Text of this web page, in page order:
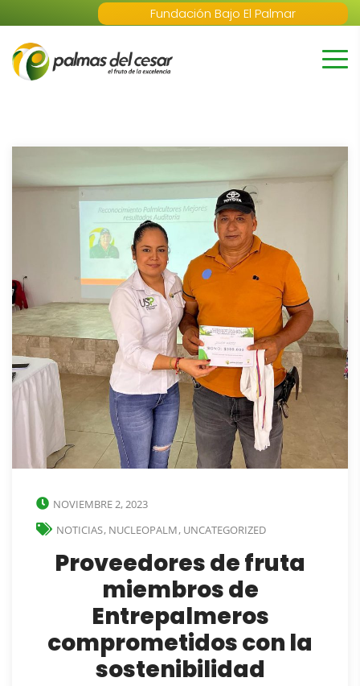
Fundación Bajo El Palmar
NOVIEMBRE 2, 2023
NOTICIAS, NUCLEOPALM, UNCATEGORIZED
Proveedores de fruta
miembros de
Entrepalmeros
comprometidos con la
sostenibilidad